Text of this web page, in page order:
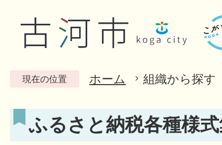
現在の位置 ホーム 組織から探す
ふるさと納税各種様